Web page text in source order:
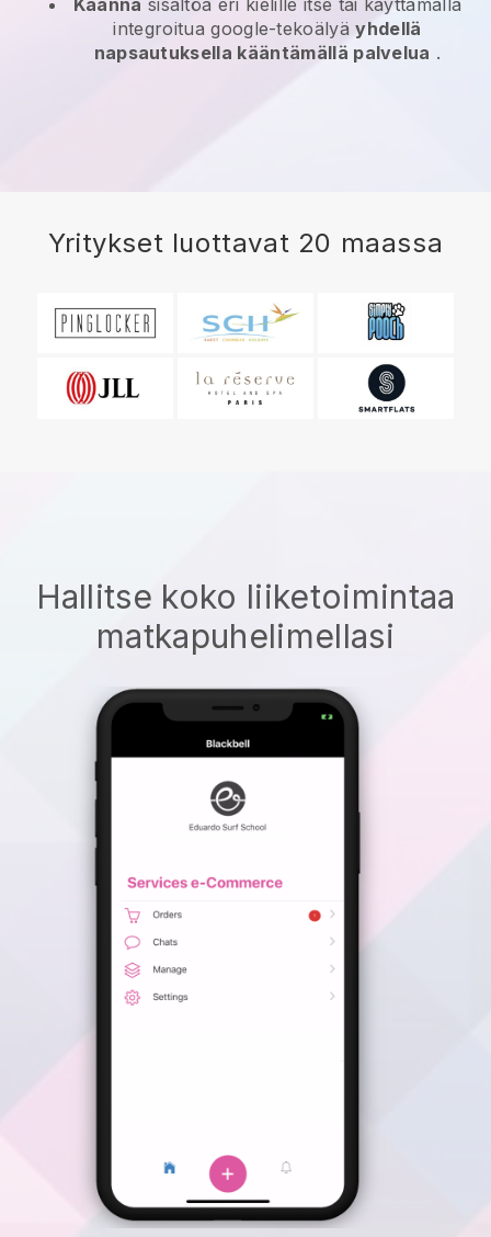
integroitua google-tekoälyäyhdellä
napsautuksella kääntämällä palvelua .
Yritykset luottavat 20 maassa
Hallitse koko liiketoimintaa
matkapuhelimellasi